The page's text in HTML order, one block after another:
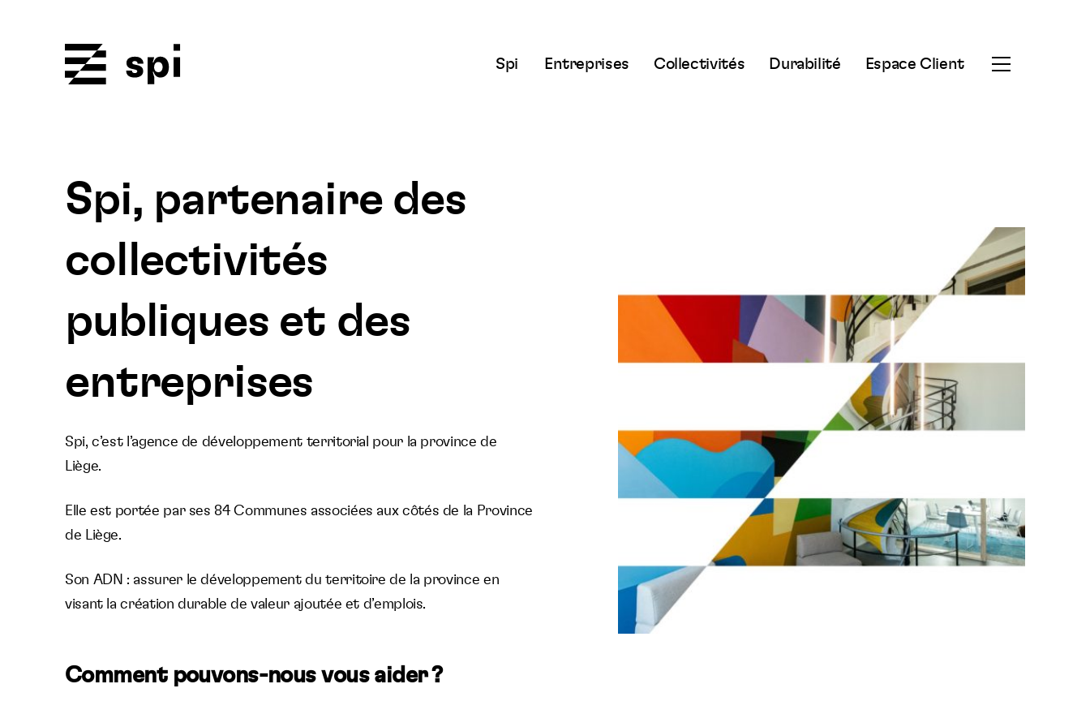
Spi Entreprises Collectivités Durabilité Espace Client
Ouvrir
Spi, partenaire des
collectivités
publiques et des
entreprises
Spi, c’est l’agence de développement territorial pour la province de
Liège.
Elle est portée par ses 84 Communes associées aux côtés de la Province
de Liège.
Son ADN : assurer le développement du territoire de la province en
visant la création durable de valeur ajoutée et d’emplois.
Comment pouvons-nous vous aider ?